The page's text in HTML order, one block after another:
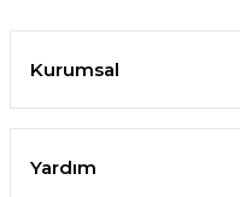
Kurumsal
Yardım